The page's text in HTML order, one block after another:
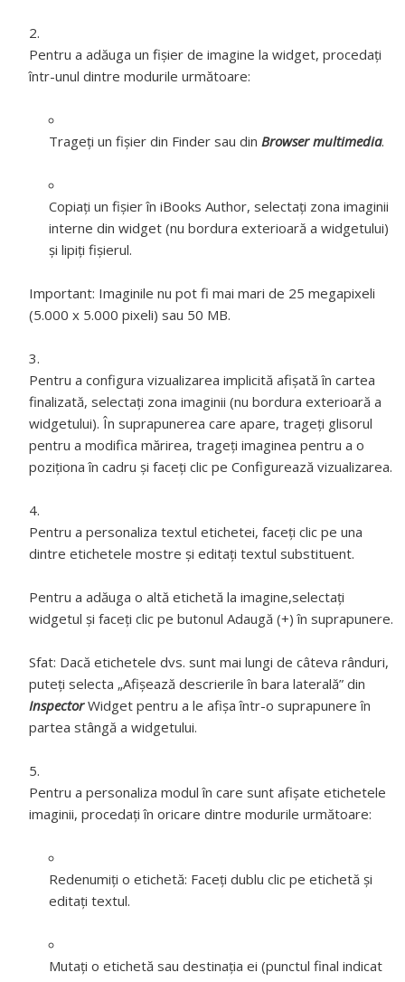
Pentru a adăuga un fișier de imagine la widget, procedați
într-unul dintre modurile următoare:
Trageți un fișier din Finder sau din Browser multimedia.
Copiați un fișier în iBooks Author, selectați zona imaginii
interne din widget (nu bordura exterioară a widgetului)
și lipiți fișierul.
Important: Imaginile nu pot fi mai mari de 25 megapixeli
(5.000 x 5.000 pixeli) sau 50 MB.
Pentru a configura vizualizarea implicită afișată în cartea
finalizată, selectați zona imaginii (nu bordura exterioară a
widgetului). În suprapunerea care apare, trageți glisorul
pentru a modifica mărirea, trageți imaginea pentru a o
poziționa în cadru și faceți clic pe Configurează vizualizarea.
Pentru a personaliza textul etichetei, faceți clic pe una
dintre etichetele mostre și editați textul substituent.
Pentru a adăuga o altă etichetă la imagine,selectați
widgetul și faceți clic pe butonul Adaugă (+) în suprapunere.
Sfat: Dacă etichetele dvs. sunt mai lungi de câteva rânduri,
puteți selecta „Afișează descrierile în bara laterală” din
InspectorWidget pentru a le afișa într-o suprapunere în
partea stângă a widgetului.
Pentru a personaliza modul în care sunt afișate etichetele
imaginii, procedați în oricare dintre modurile următoare:
Redenumiți o etichetă: Faceți dublu clic pe etichetă și
editați textul.
Mutați o etichetă sau destinația ei (punctul final indicat